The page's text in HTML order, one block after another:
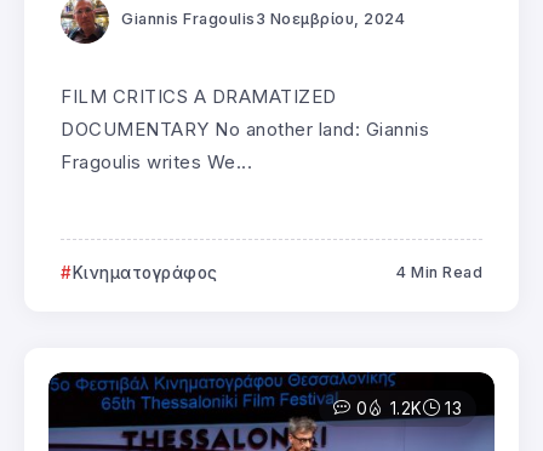
Giannis Fragoulis 3 Νοεμβρίου, 2024
FILM CRITICS A DRAMATIZED
DOCUMENTARY No another land: Giannis
Fragoulis writes We...
Κινηματογράφος 4 Min Read
0 1.2K 13